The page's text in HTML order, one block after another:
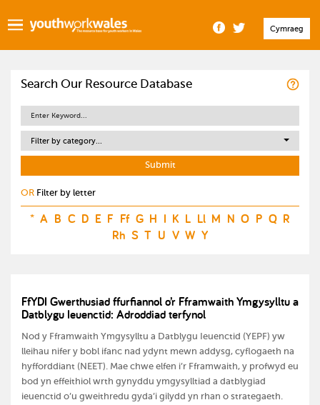
Cymraeg
Search Our Resource Database
Filter by category...
OR Filter by letter
* A B C D E F Ff G H I K L Ll M N O P Q R
Rh S T U V W Y
FfYDI Gwerthusiad ffurfiannol o’r Fframwaith Ymgysylltu a
Datblygu Ieuenctid: Adroddiad terfynol
Nod y Fframwaith Ymgysylltu a Datblygu Ieuenctid (YEPF) yw
lleihau nifer y bobl ifanc nad ydynt mewn addysg, cyflogaeth na
hyfforddiant (NEET). Mae chwe elfen i’r Fframwaith, y profwyd eu
bod yn effeithiol wrth gynyddu ymgysylltiad a datblygiad
ieuenctid o’u gweithredu gyda’i gilydd yn rhan o strategaeth.